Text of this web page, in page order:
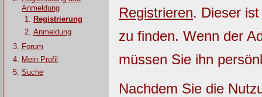
Anmeldung
Registrierung
Anmeldung
Forum
Mein Profil
Suche
Registrieren. Dieser
zu finden. Wenn der
müssen Sie ihn
Nachdem Sie die